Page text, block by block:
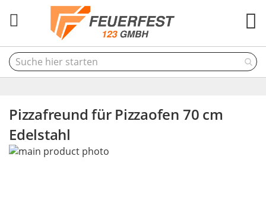
Pizzafreund für Pizzaofen 70 cm
Edelstahl
Skip